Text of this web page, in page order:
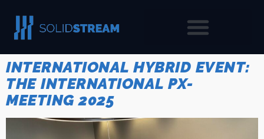
INTERNATIONAL HYBRID EVENT:
THE INTERNATIONAL PX-
MEETING 2025